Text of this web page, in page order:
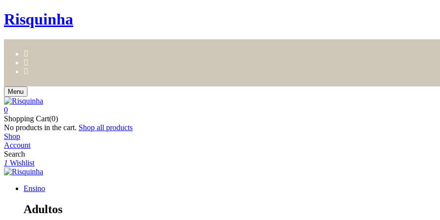
Risquinha
Menu
0
Shopping Cart(0)
No products in the cart. Shop all products
Shop
Account
Search
1 Wishlist
Ensino
Adultos